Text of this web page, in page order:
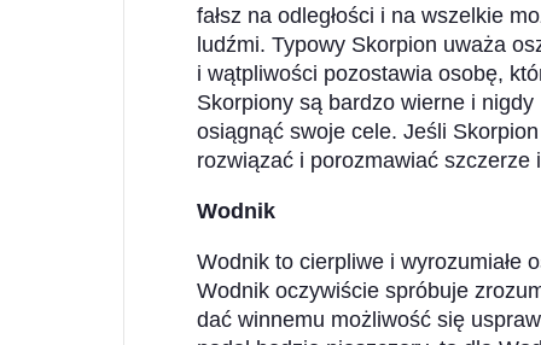
fałsz na odległości i na wszelkie
ludźmi. Typowy Skorpion uważa
i wątpliwości pozostawia osobę,
Skorpiony są bardzo wierne i
osiągnąć swoje cele. Jeśli
rozwiązać i porozmawiać szczerze
Wodnik
Wodnik to cierpliwe i wyrozumiałe
Wodnik oczywiście spróbuje
dać winnemu możliwość się